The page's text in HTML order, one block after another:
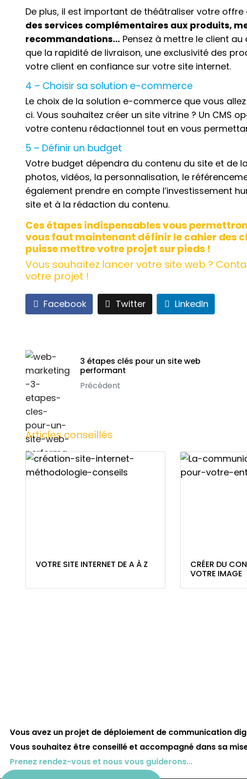
De plus, il est important de théâtraliser votre
des services complémentaires aux produits,
recommandations… Pensez à mettre le client
que la rapidité de livraison, une exclusivité des
votre client en confiance sur votre site internet.
4 – Choisir sa solution e-commerce
Le choix de la solution e-commerce que vous
ci. Vous souhaitez créer un site vitrine ? Un CMS
votre contenu rédactionnel tout en vous
5 – Définir un budget
Votre budget dépendra du contenu du site et de
photos, vidéos, la personnalisation, le
également prendre en compte l’investissement
site et à la rédaction du contenu.
Ces étapes indispensables vous
vous faut maintenant définir le cahier des
puisse mettre votre projet sur pieds !
Vous souhaitez lancer votre site web ?
votre projet !
Facebook Twitter LinkedIn
3 étapes clés pour un site web
performant
Précédent
Articles conseillés
VOTRE SITE INTERNET DE A À Z
CRÉER DU
VOTRE IMAGE
Vous avez un projet de déploiement de communication
Vous souhaitez être conseillé et accompagné dans sa
Prenez rendez-vous et nous vous guiderons...